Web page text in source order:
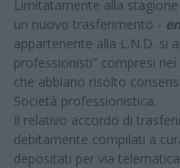
Limitatamente alla
un nuovo trasferimento -
appartenente alla L.N.D. si
professionisti” compresi nei
che abbiano risolto
Società professionistica.
Il relativo accordo di
debitamente compilati a
depositati per via